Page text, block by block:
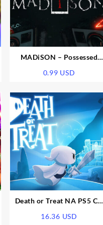
MADiSON – Possessed
0.99 USD
Death or Treat NA PS5 CD
16.36 USD